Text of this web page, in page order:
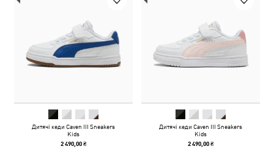
Дитячі кеди Caven III Sneakers
Kids
2 490,00 ₴
Дитячі кеди Caven III Sneakers
Kids
2 490,00 ₴